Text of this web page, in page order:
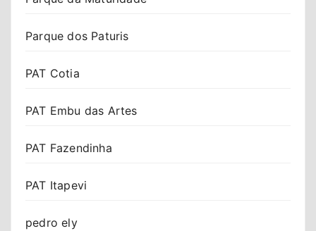
Parque dos Paturis
PAT Cotia
PAT Embu das Artes
PAT Fazendinha
PAT Itapevi
pedro ely